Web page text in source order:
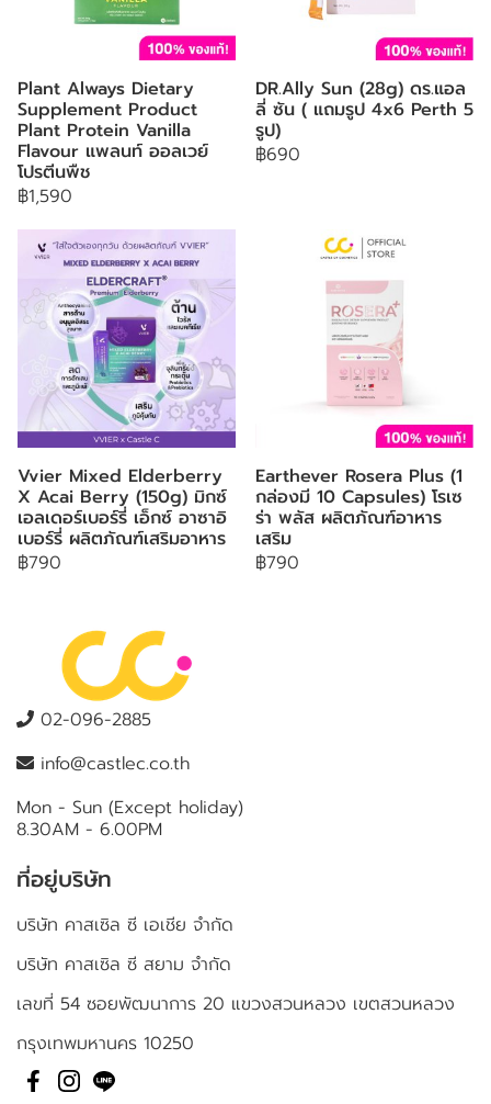
Plant Always Dietary
Supplement Product
Plant Protein Vanilla
Flavour แพลนท์ ออลเวย์
โปรตีนพืช
฿1,590
DR.Ally Sun (28g) ดร.แอล
ลี่ ซัน ( แถมรูป 4x6 Perth 5
รูป)
฿690
Vvier Mixed Elderberry
X Acai Berry (150g) มิกซ์
เอลเดอร์เบอร์รี่ เอ็กซ์ อาซาอิ
เบอร์รี่ ผลิตภัณฑ์เสริมอาหาร
฿790
Earthever Rosera Plus (1
กล่องมี 10 Capsules) โรเซ
ร่า พลัส ผลิตภัณฑ์อาหาร
เสริม
฿790
02-096-2885
info@castlec.co.th
Mon - Sun (Except holiday)
8.30AM - 6.00PM
ที่อยู่บริษัท
บริษัท คาสเซิล ซี เอเชีย จำกัด
บริษัท คาสเซิล ซี สยาม จำกัด
เลขที่ 54 ซอยพัฒนาการ 20 แขวงสวนหลวง เขตสวนหลวง
กรุงเทพมหานคร 10250